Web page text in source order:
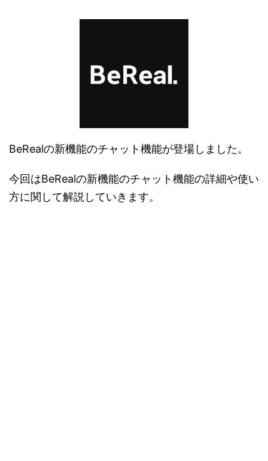
BeRealの新機能のチャット機能が登場しました。
今回はBeRealの新機能のチャット機能の詳細や使い
方に関して解説していきます。